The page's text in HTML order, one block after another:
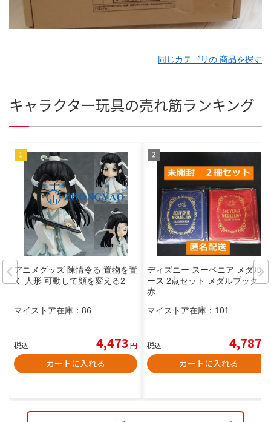
同じカテゴリの 商品を探す
キャラクター玩具の売れ筋ランキング
アニメグッズ 陳情令る 置物を置
く 人形 可動して顔を変える2
マイストア在庫： 86
税込 4,473 円
カートに入れる
ディズニー スーベニア メダルケ
ース 2点セット メダルブック 青
赤
マイストア在庫： 101
税込 4,787
カートに入れる